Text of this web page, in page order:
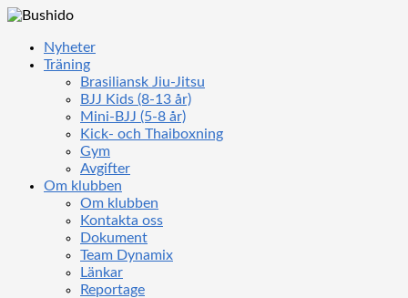
Nyheter
Träning
Brasiliansk Jiu-Jitsu
BJJ Kids (8-13 år)
Mini-BJJ (5-8 år)
Kick- och Thaiboxning
Gym
Avgifter
Om klubben
Om klubben
Kontakta oss
Dokument
Team Dynamix
Länkar
Reportage